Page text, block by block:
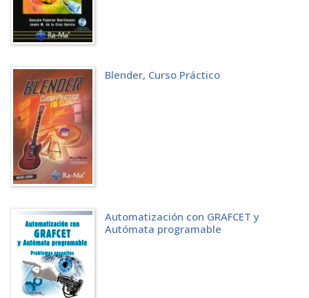
4.2.4 Diseño visual del personaje
4.2.5 Expresiones faciales y posturas
4.2.6 Animaciones y movimientos
4.2.7 Importación de elementos externos
4.3 ACTIVIDADES
4.3.1 Test de autoevaluación
4.3.2 Ejercicios prácticos
CAPÍTULO 5. EVENTOS
5.1 INTRODUCCIÓN A LOS EVENTOS
5.1.1 Importancia de los eventos en Scratch 3
5.2 TIPOS DE EVENTOS EN SCRATCH
5.2.1 Eventos de usuario
5.2.2 Eventos de teclado
5.2.4 Eventos de sensibilidad
5.3 BLOQUES DE EVENTOS
5.3.1 Bloque Al presionar la bandera verde
5.3.2 Bloque Al hacer clic en [Objeto]
5.3.3 Bloque Al presionar tecla [Tecla]
5.4 SCRIPTS UTILIZANDO EVENTOS
Blender, Curso Práctico
Automatización con GRAFCET y
Autómata programable